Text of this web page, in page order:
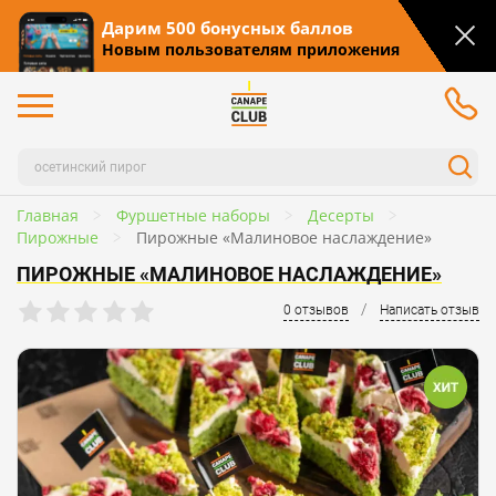
Дарим 500 бонусных баллов
Новым пользователям приложения
Главная Фуршетные наборы
Десерты
Пирожные
Пирожные «Малиновое наслаждение»
ПИРОЖНЫЕ «МАЛИНОВОЕ НАСЛАЖДЕНИЕ»
0 отзывов / Написать отзыв